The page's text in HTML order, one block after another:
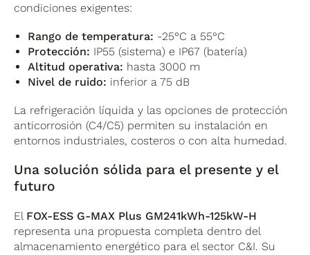
condiciones exigentes:
Rango de temperatura: -25°C a 55°C
Protección: IP55 (sistema) e IP67 (batería)
Altitud operativa: hasta 3000 m
Nivel de ruido: inferior a 75 dB
La refrigeración líquida y las opciones de protección
anticorrosión (C4/C5) permiten su instalación en
entornos industriales, costeros o con alta humedad.
Una solución sólida para el presente y el
futuro
El FOX-ESS G-MAX Plus GM241kWh-125kW-H
representa una propuesta completa dentro del
almacenamiento energético para el sector C&I. Su